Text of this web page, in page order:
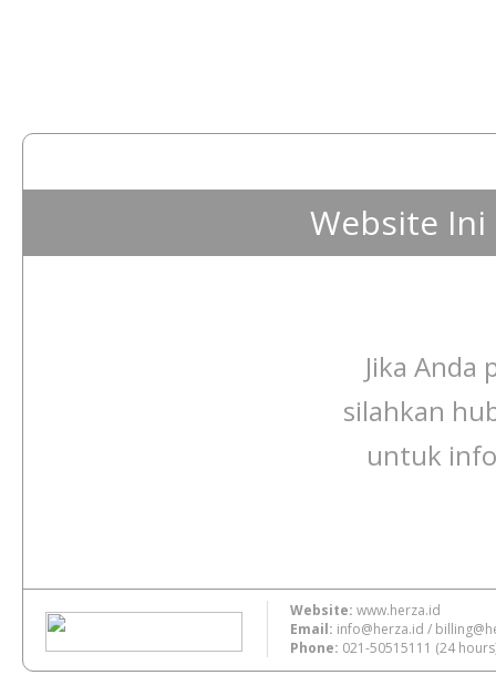
Website Ini
Jika Anda
silahkan
untuk
Website: www.herza.id
Email: info@herza.id /
Phone: 021-50515111 (24